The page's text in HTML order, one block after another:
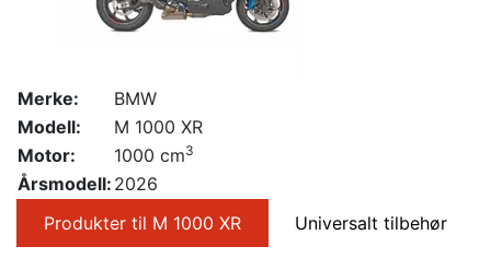
Merke:
BMW
Modell:
M 1000 XR
Motor:
1000 cm3
Årsmodell: 2026
Produkter til M 1000 XR
Universalt tilbehør